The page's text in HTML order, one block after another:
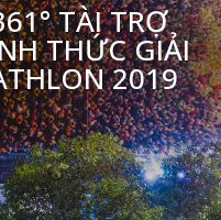
TÀI TRỢ
THỨC GIẢI
2019